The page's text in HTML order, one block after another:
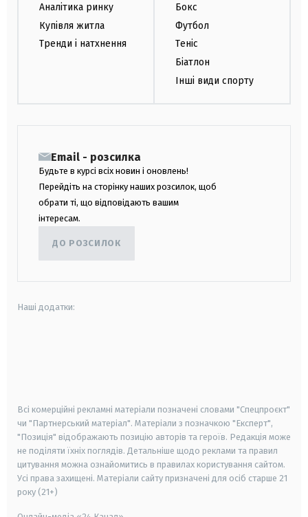
Аналітика ринку
Купівля житла
Тренди і натхнення
Бокс
Футбол
Теніс
Біатлон
Інші види спорту
Email - розсилка
Будьте в курсі всіх новин і оновлень!
Перейдіть на сторінку наших розсилок, щоб
обрати ті, що відповідають вашим
інтересам.
ДО РОЗСИЛОК
Наші додатки:
Всі комерційні рекламні матеріали позначені словами "Спецпроєкт"
чи "Партнерський матеріал". Матеріали з позначкою "Експерт",
"Позиція" відображають позицію авторів та героїв. Редакція може
не поділяти їхніх поглядів. Детальніше щодо реклами та правил
цитування можна ознайомитись в правилах користування сайтом.
Усі права захищені. Матеріали сайту призначені для осіб старше 21
року (21+)